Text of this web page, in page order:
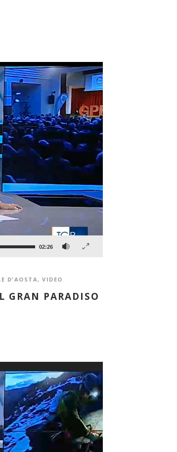
02:26
D'AOSTA , VIDEO
GRAN PARADISO